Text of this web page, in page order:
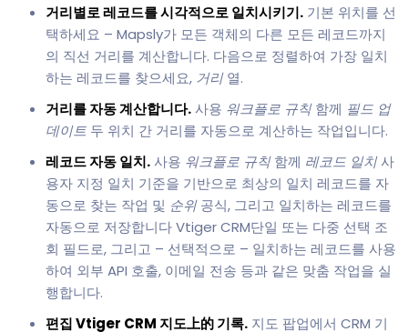
거리별로 레코드를 시각적으로 일치시키기. 기본 위치를 선
택하세요 – Mapsly가 모든 객체의 다른 모든 레코드까지
의 직선 거리를 계산합니다. 다음으로 정렬하여 가장 일치
하는 레코드를 찾으세요, 거리열.
거리를 자동 계산합니다.사용 워크플로 규칙함께 필드 업
데이트 두 위치 간 거리를 자동으로 계산하는 작업입니다.
레코드 자동 일치.사용 워크플로 규칙함께 레코드 일치사
용자 지정 일치 기준을 기반으로 최상의 일치 레코드를 자
동으로 찾는 작업 및 순위공식, 그리고 일치하는 레코드를
자동으로 저장합니다 Vtiger CRM단일 또는 다중 선택 조
회 필드로, 그리고 – 선택적으로 – 일치하는 레코드를 사용
하여 외부 API 호출, 이메일 전송 등과 같은 맞춤 작업을 실
행합니다.
편집 Vtiger CRM 지도上的 기록. 지도 팝업에서 CRM 기